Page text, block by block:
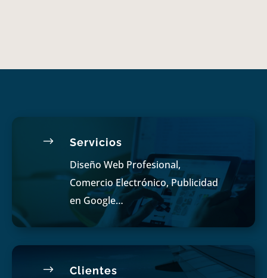
$ Servicios
Diseño Web Profesional,
Comercio Electrónico, Publicidad
en Google…
$ Clientes